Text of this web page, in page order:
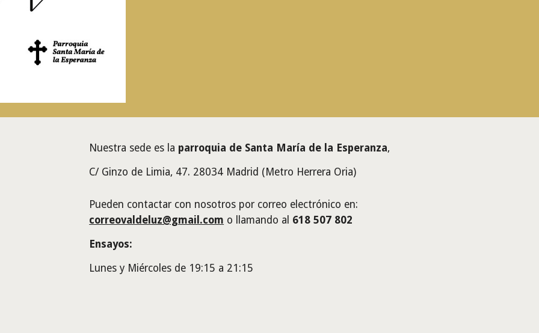
Nuestra sede es la parroquia de Santa María de la Esperanza,
C/ Ginzo de Limia, 47. 28034 Madrid (Metro Herrera Oria)
Pueden contactar con nosotros por correo electrónico en:
correovaldeluz@gmail.com o llamando al 618 507 802
Ensayos:
Lunes y Miércoles de 19:15 a 21:15